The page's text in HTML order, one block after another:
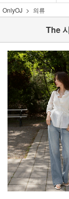
OnlyOJ 의류
The